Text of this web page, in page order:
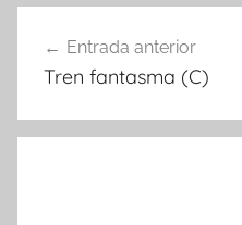
Navegación
de
entradas
Entrada anterior
Tren fantasma (C)